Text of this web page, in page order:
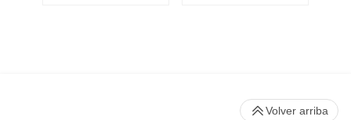
Volver arriba